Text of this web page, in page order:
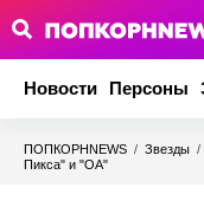
Новости Персоны
ПОПКОРНNEWS / Звезды /
Пикса" и "ОА"